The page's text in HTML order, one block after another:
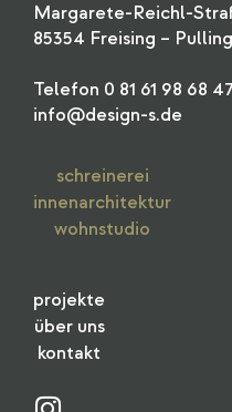
Margarete-Reichl-
85354 Freising – Pulling
Telefon 0 81 61 98 68
info@design-s.de
schreinerei
innenarchitektur
wohnstudio
projekte
über uns
kontakt